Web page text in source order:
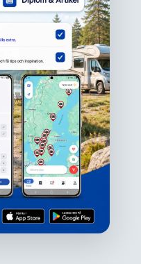
inte eller kunde
försök igen